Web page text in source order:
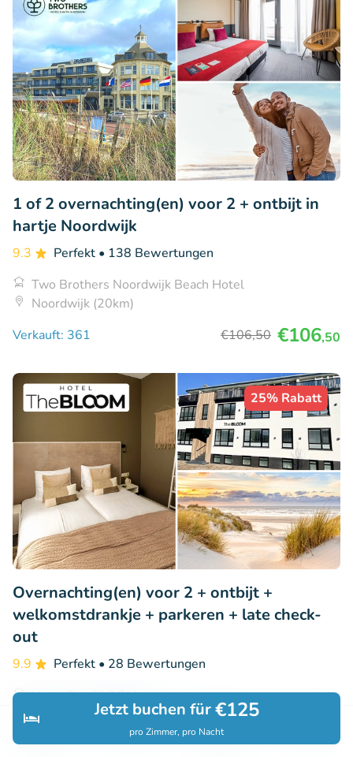
Suchen Buchungen
Jetzt buchen für€125
pro Zimmer, pro Nacht
1 of 2 overnachting(en) voor 2 + ontbijt in
hartje Noordwijk
9.3 Perfekt • 138 Bewertungen
Two Brothers Noordwijk Beach Hotel
Noordwijk (20km)
Verkauft: 361
€106,50 €106,50
25% Rabatt
Overnachting(en) voor 2 + ontbijt +
welkomstdrankje + parkeren + late check-
out
9.9 Perfekt • 28 Bewertungen
Hotel The BLOOM
Noordwijk (20km)
Verkauft: 232
€152 €114